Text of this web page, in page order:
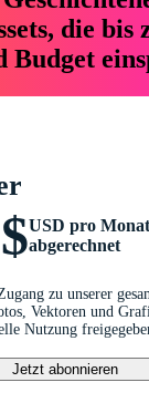
die bis
Budget
USD pro
abgerechnet
zu unserer
Vektoren und
Nutzung
Jetzt abonnieren